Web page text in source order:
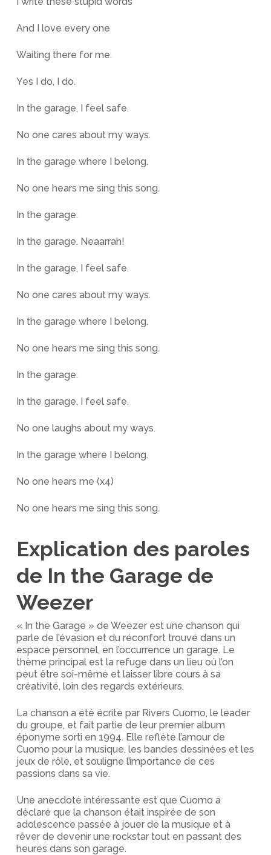
And I love every one
Waiting there for me.
Yes I do, I do.
In the garage, I feel safe.
No one cares about my ways.
In the garage where I belong.
No one hears me sing this song.
In the garage.
In the garage. Neaarrah!
In the garage, I feel safe.
No one cares about my ways.
In the garage where I belong.
No one hears me sing this song.
In the garage.
In the garage, I feel safe.
No one laughs about my ways.
In the garage where I belong.
No one hears me (x4)
No one hears me sing this song.
Explication des paroles
de In the Garage de
Weezer
« In the Garage » de Weezer est une chanson qui
parle de l’évasion et du réconfort trouvé dans un
espace personnel, en l’occurrence un garage. Le
thème principal est la refuge dans un lieu où l’on
peut être soi-même et laisser libre cours à sa
créativité, loin des regards extérieurs.
La chanson a été écrite par Rivers Cuomo, le leader
du groupe, et fait partie de leur premier album
éponyme sorti en 1994. Elle reflète l’amour de
Cuomo pour la musique, les bandes dessinées et les
jeux de rôle, et souligne l’importance de ces
passions dans sa vie.
Une anecdote intéressante est que Cuomo a
déclaré que la chanson était inspirée de son
adolescence passée à jouer de la musique et à
rêver de devenir une rockstar tout en passant des
heures dans son garage.